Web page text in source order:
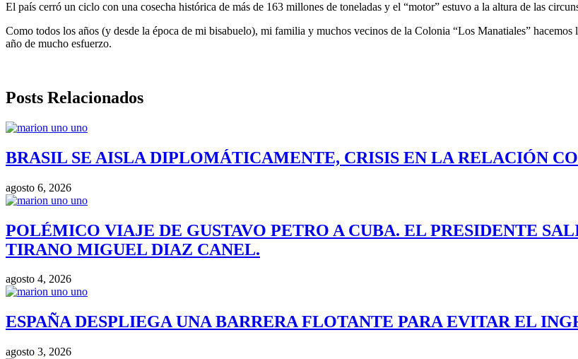
El país cerró un ciclo con una cosecha histórica de más de 163 millones de toneladas y el “motor” estuvo a la altura de las
Como todos los años (y desde la época de mi bisabuelo), mi familia y muchos vecinos de la Colonia “Los Manatiales”
año de mucho esfuerzo.
Posts Relacionados
BRASIL SE AISLA DIPLOMÁTICAMENTE, CRISIS EN LA RELACIÓN
agosto 6, 2026
POLÉMICO VIAJE DE GUSTAVO PETRO A CUBA. EL PRESIDENTE
TIRANO MIGUEL DIAZ CANEL.
agosto 4, 2026
ESPAÑA DESPLIEGA UNA BARRERA FLOTANTE PARA EVITAR EL
agosto 3, 2026